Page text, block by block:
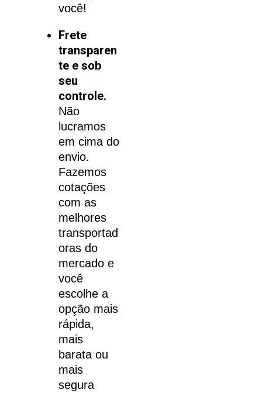
você!
Frete
transparen
te e sob
seu
controle.
Não
lucramos
em cima do
envio.
Fazemos
cotações
com as
melhores
transportad
oras do
mercado e
você
escolhe a
opção mais
rápida,
mais
barata ou
mais
segura